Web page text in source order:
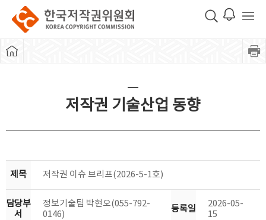
저작권 기술산업 동향
제목 저작권 이슈 브리프(2026-5-1호)
담당부
서
정보기술팀 박현오(055-792-
0146)
등록일
2026-05-
15